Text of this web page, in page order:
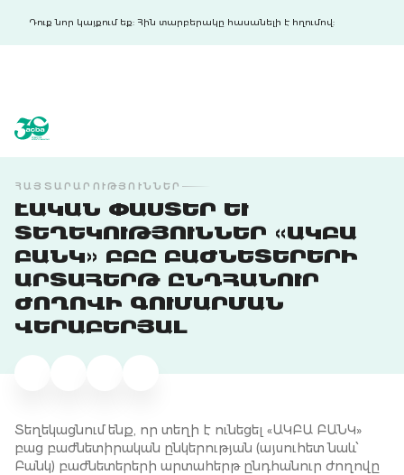
Դուք նոր կայքում եք: Հին տարբերակը հասանելի է հղումով:
ՀԱՅՏԱՐԱՐՈՒԹՅՈՒՆՆԵՐ
ԷԱԿԱՆ ՓԱՍՏԵՐ ԵՒ Տ
ԵՂԵԿՈՒԹՅՈՒՆՆԵՐ «ԱԿԲԱ Բ
ԱՆԿ» ԲԲԸ ԲԱԺՆԵՏԵՐԵՐԻ Ա
ՐՏԱՀԵՐԹ ԸՆԴՀԱՆՈՒՐ Ժ
ՈՂՈՎԻ ԳՈՒՄԱՐՄԱՆ Վ
ԵՐԱԲԵՐՅԱԼ
Տեղեկացնում ենք, որ տեղի է ունեցել «ԱԿԲԱ ԲԱՆԿ»
բաց բաժնետիրական ընկերության (այսուհետ նաև՝
Բանկ) բաժնետերերի արտահերթ ընդհանուր ժողովը